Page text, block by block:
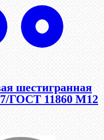
шестигранная
ГОСТ 11860 М12